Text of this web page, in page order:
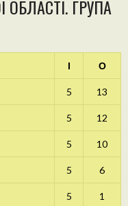
ОБЛАСТІ. ГРУПА
І О
5 13
5 12
5 10
5 6
5 1